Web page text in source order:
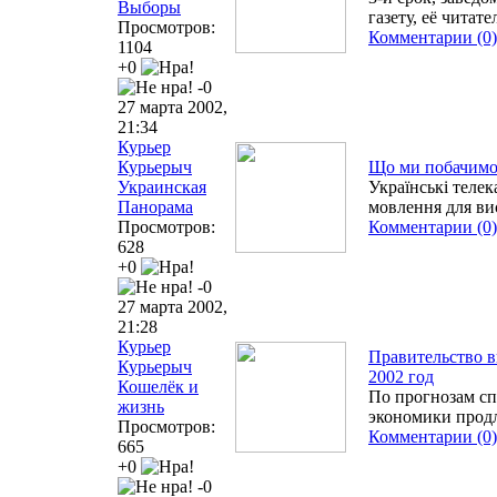
Выборы
Просмотров:
1104
+0
-0
газету, её
Комментарии (0)
27 марта 2002,
21:34
Курьер
Курьерыч
Украинская
Панорама
Просмотров:
628
+0
-0
Що ми побачимо
Українські
мовлення для
Комментарии (0)
27 марта 2002,
21:28
Курьер
Курьерыч
Кошелёк и
жизнь
Просмотров:
665
+0
-0
Правительство
2002 год
По прогнозам
экономики
Комментарии (0)